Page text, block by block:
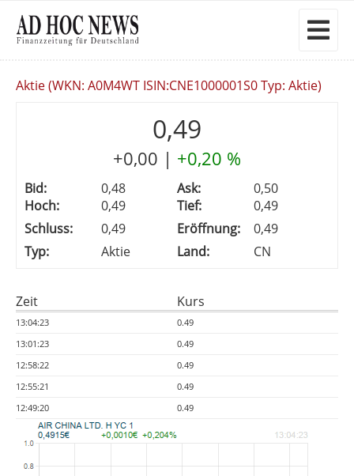
Aktie (WKN: A0M4WT ISIN:CNE1000001S0 Typ: Aktie)
0,49
+0,00 | +0,20 %
Bid: 0,48 Ask:
0,50
Hoch:
0,49 Tief:
0,49
Schluss:
0,49 Eröffnung:
0,49
Typ:
Aktie Land: CN
Zeit Kurs
13:04:23
0.49
13:01:23
0.49
12:58:22
0.49
12:55:21
0.49
12:49:20
0.49